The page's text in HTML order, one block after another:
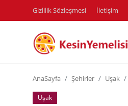
Gizlilik Sözleşmesi İletişim
AnaSayfa Şehirler Uşak
Uşak